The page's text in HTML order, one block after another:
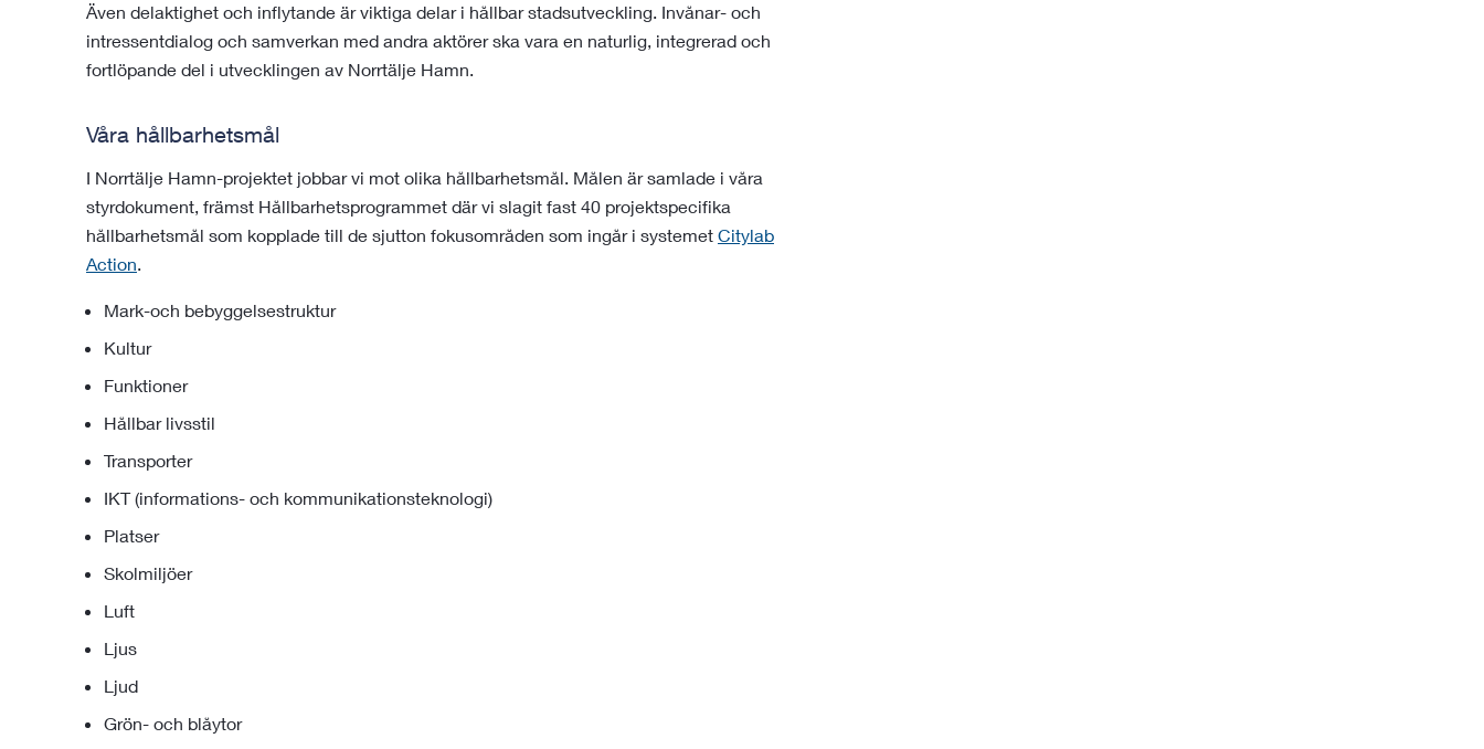
Även delaktighet och inflytande är viktiga delar i hållbar stadsutveckling. Invånar- och
intressentdialog och samverkan med andra aktörer ska vara en naturlig, integrerad och
fortlöpande del i utvecklingen av Norrtälje Hamn.
Våra hållbarhetsmål
I Norrtälje Hamn-projektet jobbar vi mot olika hållbarhetsmål. Målen är samlade i våra
styrdokument, främst Hållbarhetsprogrammet där vi slagit fast 40 projektspecifika
hållbarhetsmål som kopplade till de sjutton fokusområden som ingår i systemet Citylab
Action.
Mark-och bebyggelsestruktur
Kultur
Funktioner
Hållbar livsstil
Transporter
IKT (informations- och kommunikationsteknologi)
Platser
Skolmiljöer
Luft
Ljus
Ljud
Grön- och blåytor